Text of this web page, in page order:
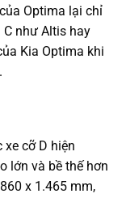
Optima lại chỉ
như Altis hay
Kia Optima khi
cỡ D hiện
lớn và bề thế hơn
x 1.465 mm,